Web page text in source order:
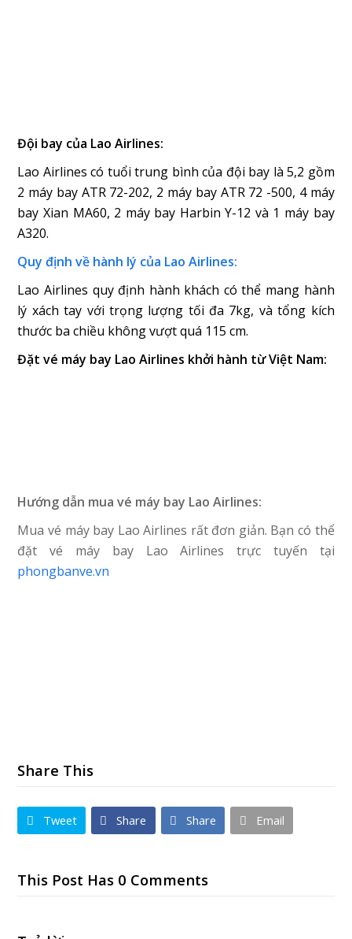
Đội bay của Lao Airlines:
Lao Airlines có tuổi trung bình của đội bay là 5,2 gồm
2 máy bay ATR 72-202, 2 máy bay ATR 72 -500, 4 máy
bay Xian MA60, 2 máy bay Harbin Y-12 và 1 máy bay
A320.
Quy định về hành lý của Lao Airlines:
Lao Airlines quy định hành khách có thể mang hành
lý xách tay với trọng lượng tối đa 7kg, và tổng kích
thước ba chiều không vượt quá 115 cm.
Đặt vé máy bay Lao Airlines khởi hành từ Việt Nam:
Hướng dẫn mua vé máy bay Lao Airlines:
Mua vé máy bay Lao Airlines rất đơn giản. Bạn có thể
đặt vé máy bay Lao Airlines trực tuyến tại
phongbanve.vn
Share This
Tweet Share Share Email
This Post Has 0 Comments